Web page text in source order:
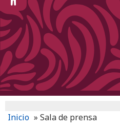
Inicio » Sala de prensa